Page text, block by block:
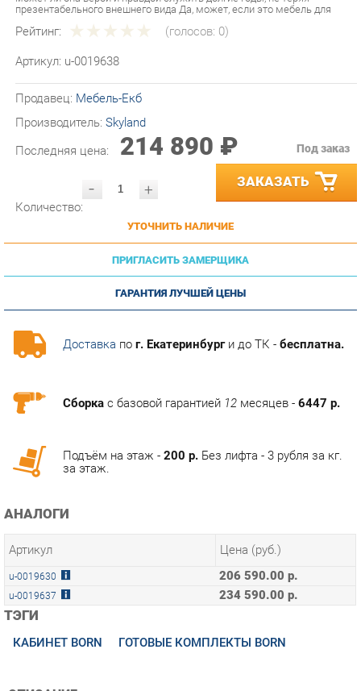
Рейтинг: (голосов:0)
Артикул: u-0019638
Производитель:Skyland
Последняя цена: 214 890 ₽
- ЗАКАЗАТЬ
УТОЧНИТЬ НАЛИЧИЕ
ПРИГЛАСИТЬ ЗАМЕРЩИКА
ГАРАНТИЯ ЛУЧШЕЙ ЦЕНЫ
Доставкапог. Екатеринбурги до ТК -бесплатна.
АНАЛОГИ
Артикул
u-0019630 206 590.00 р.
u-0019637 234 590.00 р.
ТЭГИ
КАБИНЕТ BORN ГОТОВЫЕ КОМПЛЕКТЫ BORN
ОПИСАНИЕ